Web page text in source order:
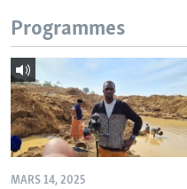
Programmes
MARS 14, 2025